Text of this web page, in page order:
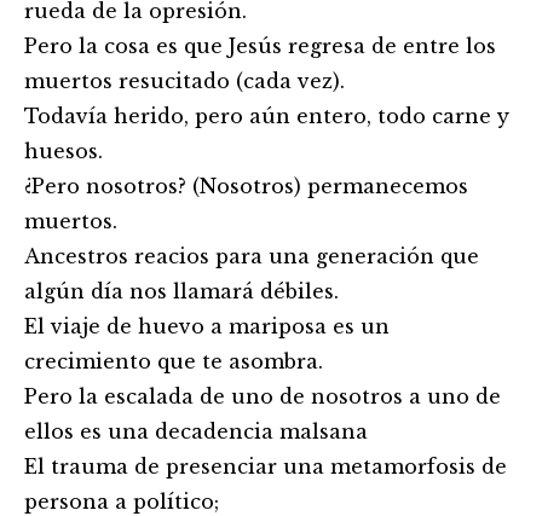
rueda de la opresión.
Pero la cosa es que Jesús regresa de entre los
muertos resucitado (cada vez).
Todavía herido, pero aún entero, todo carne y
huesos.
¿Pero nosotros? (Nosotros) permanecemos
muertos.
Ancestros reacios para una generación que
algún día nos llamará débiles.
El viaje de huevo a mariposa es un
crecimiento que te asombra.
Pero la escalada de uno de nosotros a uno de
ellos es una decadencia malsana
El trauma de presenciar una metamorfosis de
persona a político;